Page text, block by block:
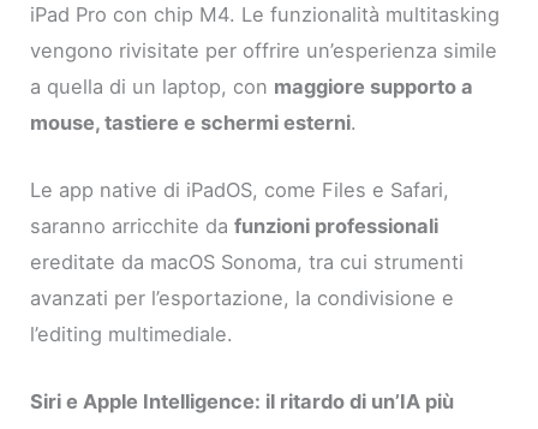
iPad Pro con chip M4. Le funzionalità multitasking
vengono rivisitate per offrire un’esperienza simile
a quella di un laptop, con maggiore supporto a
mouse, tastiere e schermi esterni.
Le app native di iPadOS, come Files e Safari,
saranno arricchite dafunzioni professionali
ereditate da macOS Sonoma, tra cui strumenti
avanzati per l’esportazione, la condivisione e
l’editing multimediale.
Siri e Apple Intelligence: il ritardo di un’IA più